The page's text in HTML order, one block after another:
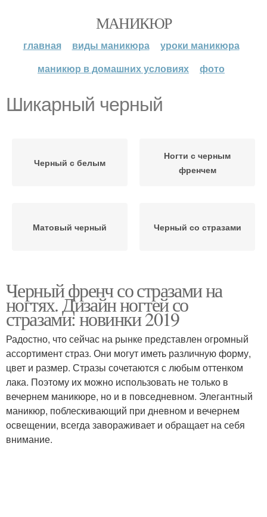
МАНИКЮР
главная виды маникюра
уроки маникюра
маникюр в домашних условиях
фото
Шикарный черный
Черный с белым
Ногти с черным
френчем
Матовый черный Черный со стразами
Черный френч со стразами на
ногтях. Дизайн ногтей со
стразами: новинки 2019
Радостно, что сейчас на рынке представлен огромный
ассортимент страз. Они могут иметь различную форму,
цвет и размер. Стразы сочетаются с любым оттенком
лака. Поэтому их можно использовать не только в
вечернем маникюре, но и в повседневном. Элегантный
маникюр, поблескивающий при дневном и вечернем
освещении, всегда завораживает и обращает на себя
внимание.